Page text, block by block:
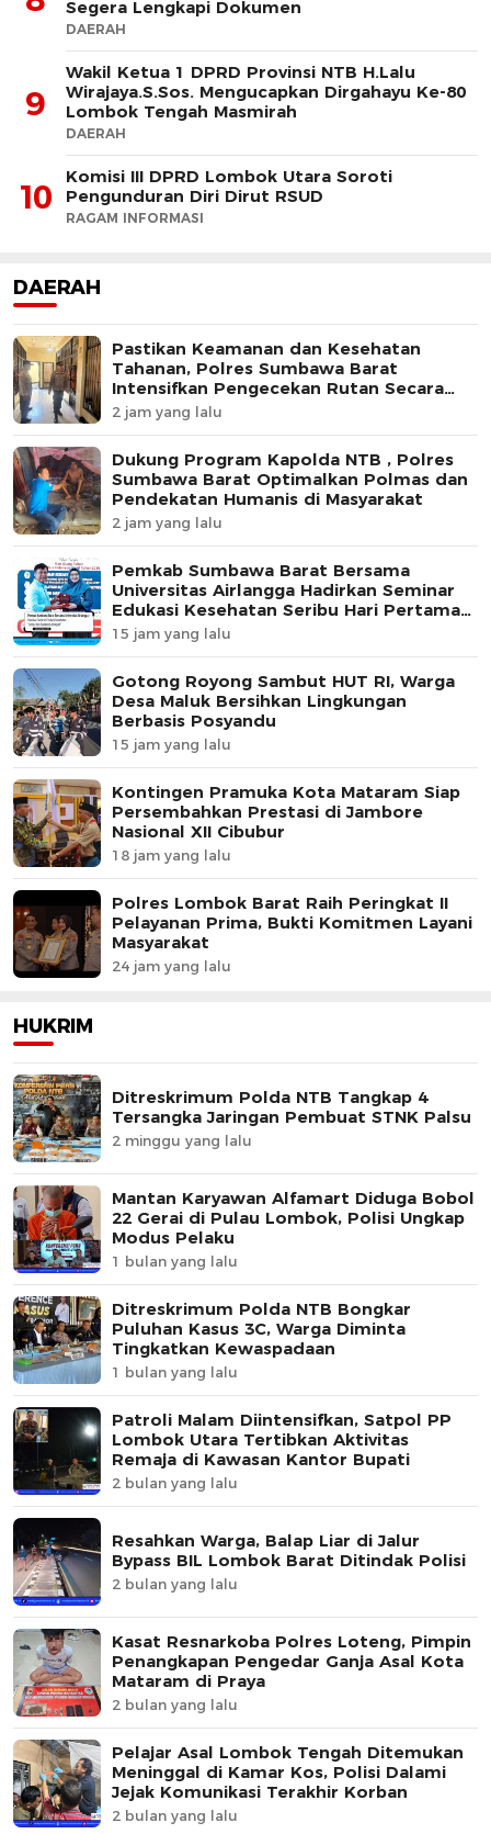
Segera Lengkapi Dokumen
DAERAH
9
Wakil Ketua 1 DPRD Provinsi NTB H.Lalu
Wirajaya.S.Sos. Mengucapkan Dirgahayu Ke-80
Lombok Tengah Masmirah
DAERAH
10
Komisi III DPRD Lombok Utara Soroti
Pengunduran Diri Dirut RSUD
RAGAM INFORMASI
DAERAH
Pastikan Keamanan dan Kesehatan
Tahanan, Polres Sumbawa Barat
Intensifkan Pengecekan Rutan Secara
Berkala
2 jam yang lalu
Dukung Program Kapolda NTB , Polres
Sumbawa Barat Optimalkan Polmas dan
Pendekatan Humanis di Masyarakat
2 jam yang lalu
Pemkab Sumbawa Barat Bersama
Universitas Airlangga Hadirkan Seminar
Edukasi Kesehatan Seribu Hari Pertama
Kehidupan
15 jam yang lalu
Gotong Royong Sambut HUT RI, Warga
Desa Maluk Bersihkan Lingkungan
Berbasis Posyandu
15 jam yang lalu
Kontingen Pramuka Kota Mataram Siap
Persembahkan Prestasi di Jambore
Nasional XII Cibubur
18 jam yang lalu
Polres Lombok Barat Raih Peringkat II
Pelayanan Prima, Bukti Komitmen Layani
Masyarakat
24 jam yang lalu
HUKRIM
Ditreskrimum Polda NTB Tangkap 4
Tersangka Jaringan Pembuat STNK Palsu
2 minggu yang lalu
Mantan Karyawan Alfamart Diduga Bobol
22 Gerai di Pulau Lombok, Polisi Ungkap
Modus Pelaku
1 bulan yang lalu
Ditreskrimum Polda NTB Bongkar
Puluhan Kasus 3C, Warga Diminta
Tingkatkan Kewaspadaan
1 bulan yang lalu
Patroli Malam Diintensifkan, Satpol PP
Lombok Utara Tertibkan Aktivitas
Remaja di Kawasan Kantor Bupati
2 bulan yang lalu
Resahkan Warga, Balap Liar di Jalur
Bypass BIL Lombok Barat Ditindak Polisi
2 bulan yang lalu
Kasat Resnarkoba Polres Loteng, Pimpin
Penangkapan Pengedar Ganja Asal Kota
Mataram di Praya
2 bulan yang lalu
Pelajar Asal Lombok Tengah Ditemukan
Meninggal di Kamar Kos, Polisi Dalami
Jejak Komunikasi Terakhir Korban
2 bulan yang lalu